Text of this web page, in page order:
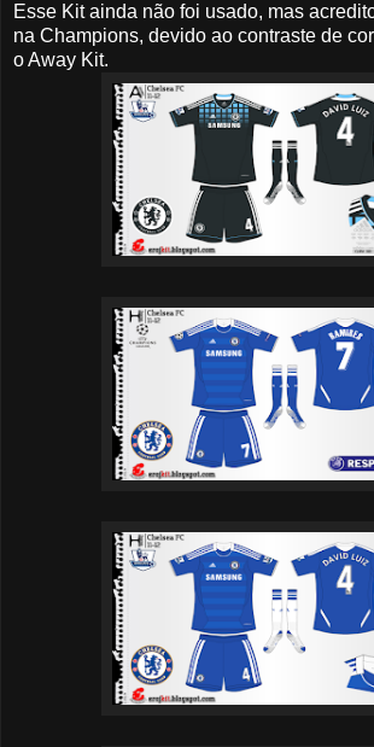
Esse Kit ainda não foi usado, mas
na Champions, devido ao contraste de
o Away Kit.